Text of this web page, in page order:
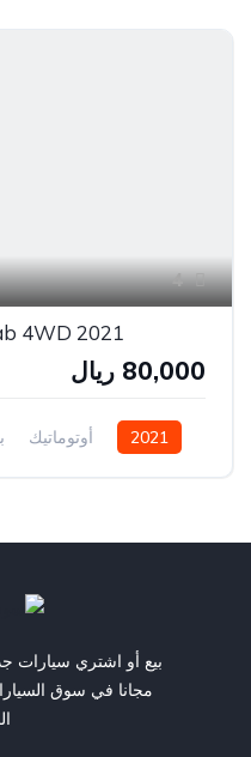
4
2021 RAM 1500 Rebel Crew Cab 4WD
80,000 ريال
2021 أوتوماتيك
بيع أو اشتري سيارات
مجانا في سوق